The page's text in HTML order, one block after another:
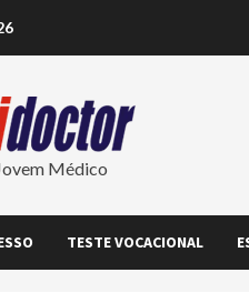
Médico
TESTE VOCACIONAL